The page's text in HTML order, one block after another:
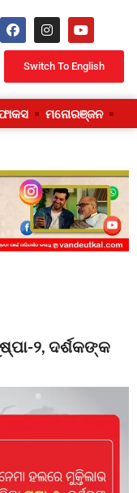
Switch To English
ମନୋରଞ୍ଜନ
୨, ଦର୍ଶକଙ୍କ